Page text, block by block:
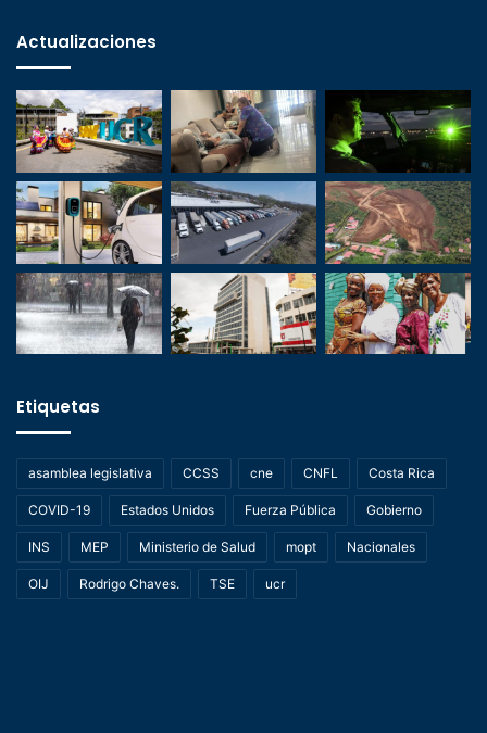
Actualizaciones
Etiquetas
asamblea legislativa CCSS cne CNFL Costa Rica
COVID-19 Estados Unidos Fuerza Pública Gobierno
INS MEP Ministerio de Salud mopt Nacionales
OIJ Rodrigo Chaves. TSE ucr